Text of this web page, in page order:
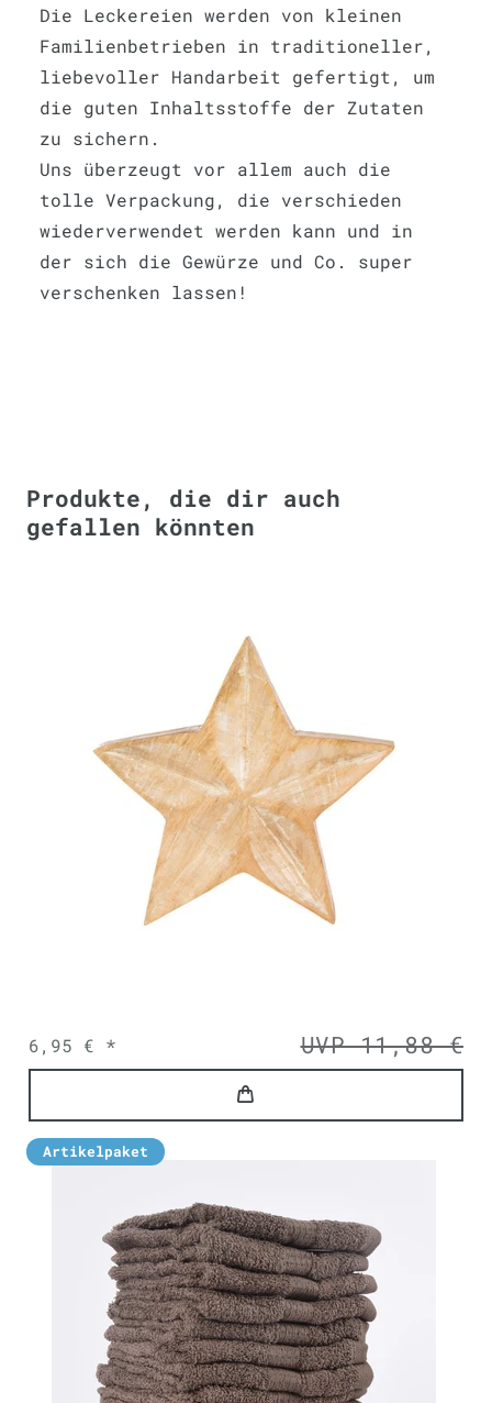
Die Leckereien werden von kleinen
Familienbetrieben in traditioneller,
liebevoller Handarbeit gefertigt, um
die guten Inhaltsstoffe der Zutaten
zu sichern.
Uns überzeugt vor allem auch die
tolle Verpackung, die verschieden
wiederverwendet werden kann und in
der sich die Gewürze und Co. super
verschenken lassen!
Produkte, die dir auch
gefallen könnten
UVP 11,88 €
6,95 € *
Artikelpaket